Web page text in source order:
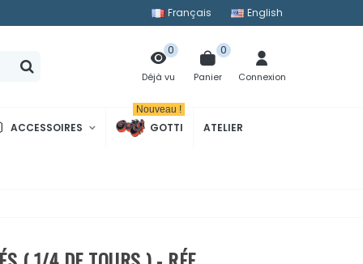
Français English
Déjà vu
0
Panier
0
Connexion
ACCESSOIRES GOTTI
Nouveau !
ATELIER